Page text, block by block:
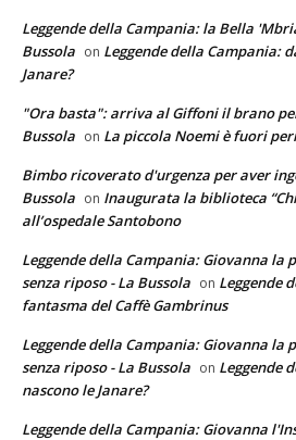
Leggende della Campania: la Bella
Bussola on Leggende della Campania:
Janare?
"Ora basta": arriva al Giffoni il brano
Bussola on La piccola Noemi è fuori
Bimbo ricoverato d'urgenza per aver
Bussola on Inaugurata la biblioteca
all’ospedale Santobono
Leggende della Campania: Giovanna la
senza riposo - La Bussola on Leggende
fantasma del Caffè Gambrinus
Leggende della Campania: Giovanna la
senza riposo - La Bussola on Leggende
nascono le Janare?
Leggende della Campania: Giovanna